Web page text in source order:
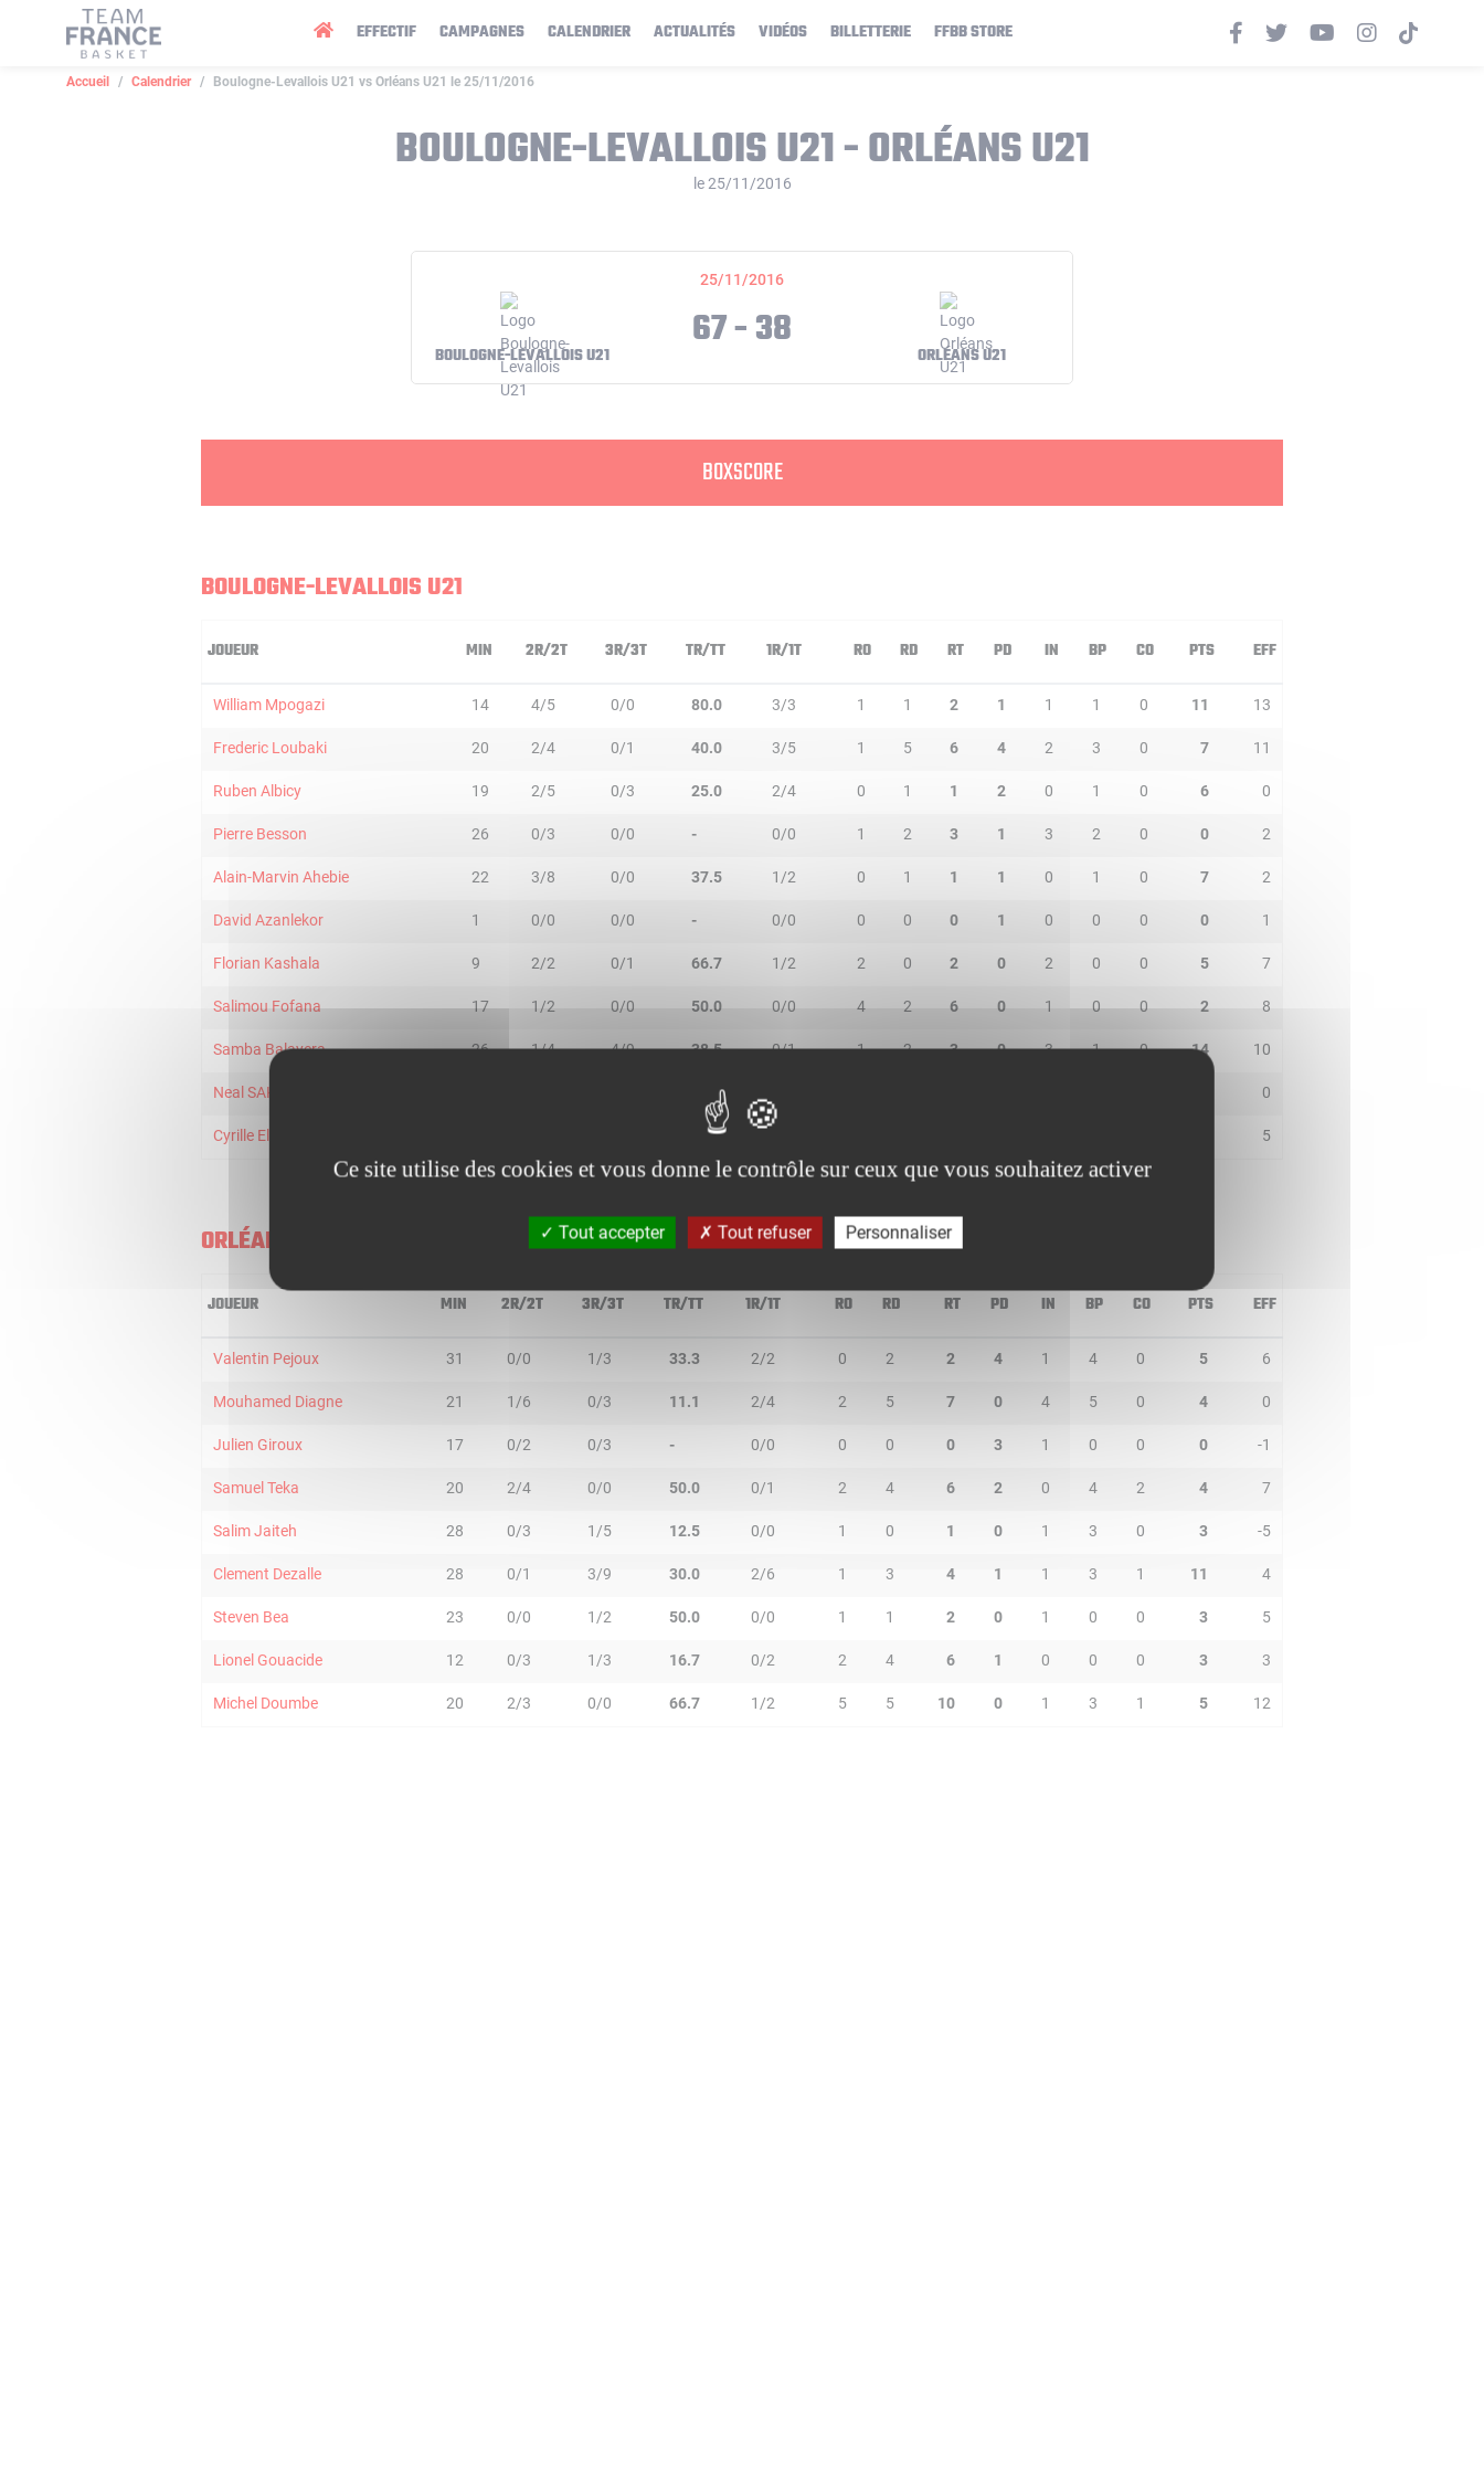
EFFECTIF CAMPAGNES CALENDRIER ACTUALITÉS VIDÉOS BILLETTERIE FFBB STORE
Accueil Calendrier Boulogne-Levallois U21 vs Orléans U21 le 25/11/2016
BOULOGNE-LEVALLOIS U21 - ORLÉANS U21
le 25/11/2016
25/11/2016
BOULOGNE-LEVALLOIS U21 67 - 38 ORLÉANS U21
BOXSCORE
BOULOGNE-LEVALLOIS U21
JOUEUR MIN 2R/2T 3R/3T TR/TT 1R/1T RO RD RT PD IN BP CO PTS EFF
William Mpogazi 14 4/5 0/0 80.0 3/3 1 1 2 1 1 1 0 11 13
Frederic Loubaki 20 2/4 0/1 40.0 3/5 1 5 6 4 2 3 0 7 11
Ruben Albicy 19 2/5 0/3 25.0 2/4 0 1 1 2 0 1 0 6 0
Pierre Besson 26 0/3 0/0 - 0/0 1 2 3 1 3 2 0 0 2
Alain-Marvin Ahebie 22 3/8 0/0 37.5 1/2 0 1 1 1 0 1 0 7 2
David Azanlekor 1 0/0 0/0 - 0/0 0 0 0 1 0 0 0 0 1
Florian Kashala 9 2/2 0/1 66.7 1/2 2 0 2 0 2 0 0 5 7
Salimou Fofana 17 1/2 0/0 50.0 0/0 4 2 6 0 1 0 0 2 8
Samba Balayera 26 1/4 4/9 38.5 0/1 1 2 3 0 3 1 0 14 10
Neal SAKO 0
Cyrille Eliezer-Vanerot 30.0 5
ORLÉANS U21
JOUEUR MIN 2R/2T 3R/3T TR/TT 1R/1T RO RD RT PD IN BP CO PTS EFF
Valentin Pejoux 31 0/0 1/3 33.3 2/2 0 2 2 4 1 4 0 5 6
Mouhamed Diagne 21 1/6 0/3 11.1 2/4 2 5 7 0 4 5 0 4 0
Julien Giroux 17 0/2 0/3 - 0/0 0 0 0 3 1 0 0 0 -1
Samuel Teka 20 2/4 0/0 50.0 0/1 2 4 6 2 0 4 2 4 7
Salim Jaiteh 28 0/3 1/5 12.5 0/0 1 0 1 0 1 3 0 3 -5
Clement Dezalle 28 0/1 3/9 30.0 2/6 1 3 4 1 1 3 1 11 4
Steven Bea 23 0/0 1/2 50.0 0/0 1 1 2 0 1 0 0 3 5
Lionel Gouacide 12 0/3 1/3 16.7 0/2 2 4 6 1 0 0 0 3 3
Michel Doumbe 20 2/3 0/0 66.7 1/2 5 5 10 0 1 3 1 5 12
Panneau de gestion des cookies
Ce site utilise des cookies et vous donne le contrôle sur ceux que vous souhaitez activer
Tout accepter Tout refuser Personnaliser